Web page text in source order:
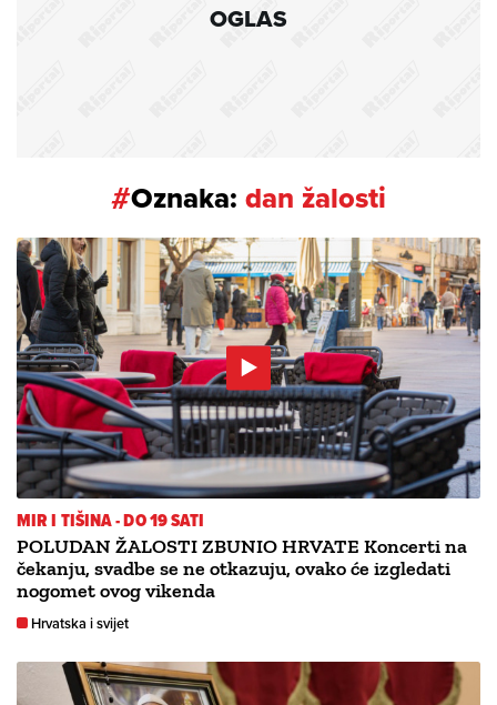
OGLAS
#Oznaka: dan žalosti
MIR I TIŠINA - DO 19 SATI
POLUDAN ŽALOSTI ZBUNIO HRVATE Koncerti na
čekanju, svadbe se ne otkazuju, ovako će izgledati
nogomet ovog vikenda
Hrvatska i svijet